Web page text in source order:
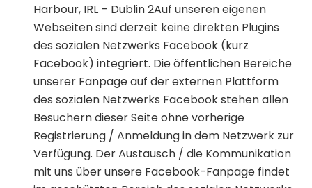
Harbour, IRL – Dublin 2Auf unseren eigenen
Webseiten sind derzeit keine direkten Plugins
des sozialen Netzwerks Facebook (kurz
Facebook) integriert. Die öffentlichen Bereiche
unserer Fanpage auf der externen Plattform
des sozialen Netzwerks Facebook stehen allen
Besuchern dieser Seite ohne vorherige
Registrierung / Anmeldung in dem Netzwerk zur
Verfügung. Der Austausch / die Kommunikation
mit uns über unsere Facebook-Fanpage findet